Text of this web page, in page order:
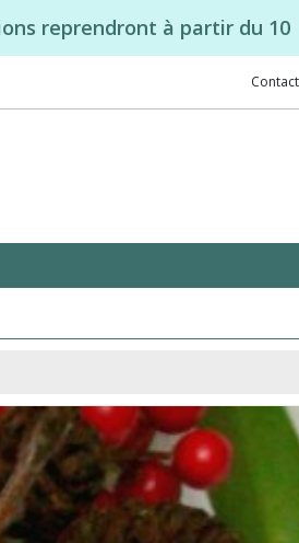
reprendront à partir du 10
Contact